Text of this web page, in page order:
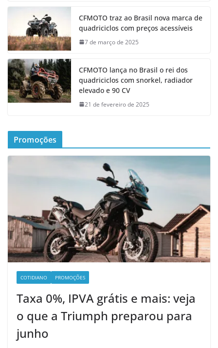
CFMOTO traz ao Brasil nova marca de
quadriciclos com preços acessíveis
7 de março de 2025
CFMOTO lança no Brasil o rei dos
quadriciclos com snorkel, radiador
elevado e 90 CV
21 de fevereiro de 2025
Promoções
COTIDIANO PROMOÇÕES
Taxa 0%, IPVA grátis e mais: veja
o que a Triumph preparou para
junho